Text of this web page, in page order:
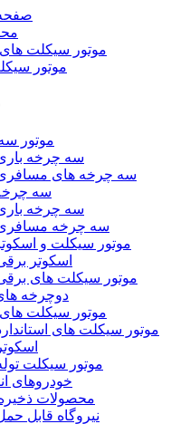
موتور سیکلت های
موتور
موتور
سه چرخه
سه چرخه های
سه
سه چرخه
سه چرخه
موتور سیکلت و
اسکوتر
موتور سیکلت های
دوچرخه
موتور سیکلت های
موتور سیکلت های
اسکوتر
موتور سیکلت
خودروهای
محصولات
نیروگاه قابل